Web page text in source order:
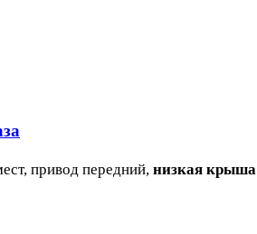
привод передний, низкая крыша